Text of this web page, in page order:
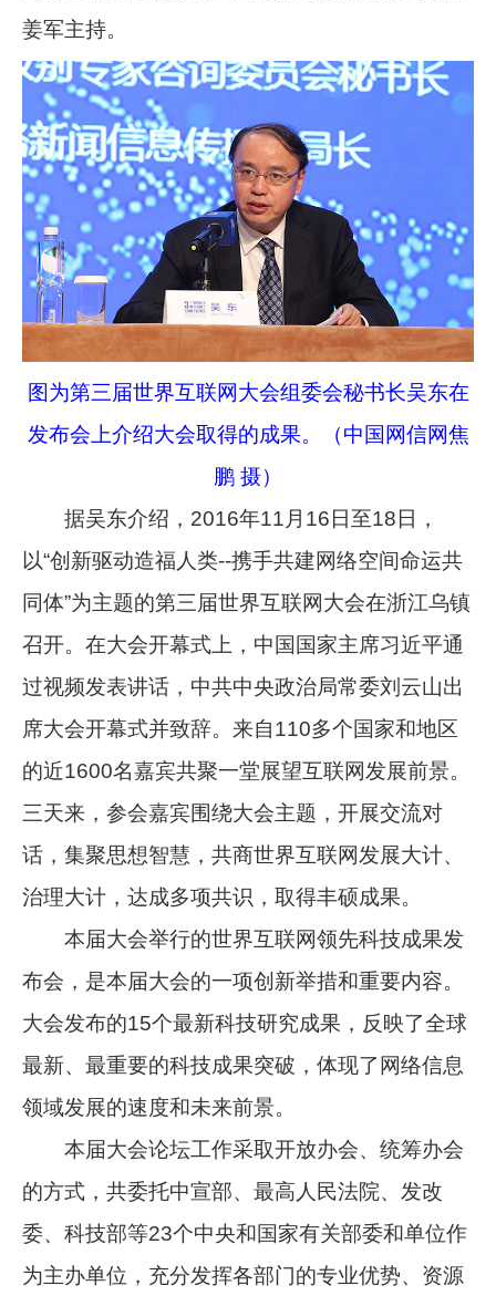
姜军主持。
图为第三届世界互联网大会组委会秘书长吴东在
发布会上介绍大会取得的成果。（中国网信网焦
鹏 摄）
据吴东介绍，2016年11月16日至18日，
以“创新驱动造福人类--携手共建网络空间命运共
同体”为主题的第三届世界互联网大会在浙江乌镇
召开。在大会开幕式上，中国国家主席习近平通
过视频发表讲话，中共中央政治局常委刘云山出
席大会开幕式并致辞。来自110多个国家和地区
的近1600名嘉宾共聚一堂展望互联网发展前景。
三天来，参会嘉宾围绕大会主题，开展交流对
话，集聚思想智慧，共商世界互联网发展大计、
治理大计，达成多项共识，取得丰硕成果。
本届大会举行的世界互联网领先科技成果发
布会，是本届大会的一项创新举措和重要内容。
大会发布的15个最新科技研究成果，反映了全球
最新、最重要的科技成果突破，体现了网络信息
领域发展的速度和未来前景。
本届大会论坛工作采取开放办会、统筹办会
的方式，共委托中宣部、最高人民法院、发改
委、科技部等23个中央和国家有关部委和单位作
为主办单位，充分发挥各部门的专业优势、资源